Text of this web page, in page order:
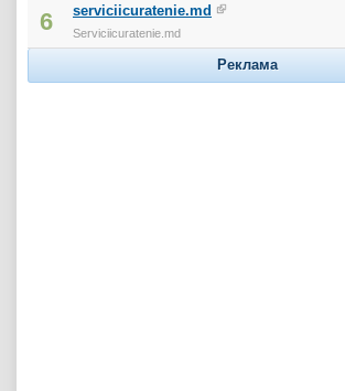
6 serviciicuratenie.md
Serviciicuratenie.md
Реклама